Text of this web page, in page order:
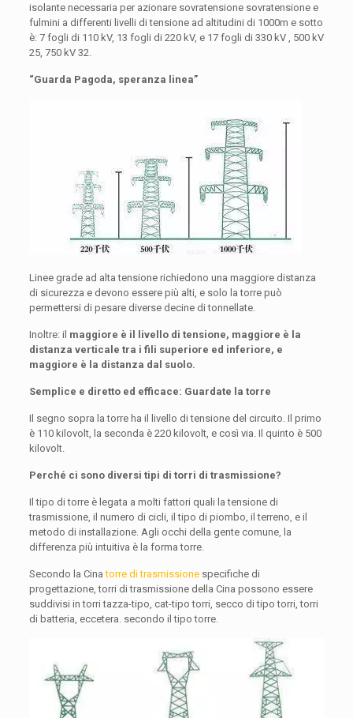
isolante necessaria per azionare sovratensione sovratensione e
fulmini a differenti livelli di tensione ad altitudini di 1000m e sotto
è: 7 fogli di 110 kV, 13 fogli di 220 kV, e 17 fogli di 330 kV , 500 kV
25, 750 kV 32.
“Guarda Pagoda, speranza linea”
Linee grade ad alta tensione richiedono una maggiore distanza
di sicurezza e devono essere più alti, e solo la torre può
permettersi di pesare diverse decine di tonnellate.
Inoltre: il maggiore è il livello di tensione, maggiore è la
distanza verticale tra i fili superiore ed inferiore, e
maggiore è la distanza dal suolo.
Semplice e diretto ed efficace: Guardate la torre
Il segno sopra la torre ha il livello di tensione del circuito. Il primo
è 110 kilovolt, la seconda è 220 kilovolt, e così via. Il quinto è 500
kilovolt.
Perché ci sono diversi tipi di torri di trasmissione?
Il tipo di torre è legata a molti fattori quali la tensione di
trasmissione, il numero di cicli, il tipo di piombo, il terreno, e il
metodo di installazione. Agli occhi della gente comune, la
differenza più intuitiva è la forma torre.
Secondo la Cinatorre di trasmissionespecifiche di
progettazione, torri di trasmissione della Cina possono essere
suddivisi in torri tazza-tipo, cat-tipo torri, secco di tipo torri, torri
di batteria, eccetera. secondo il tipo torre.